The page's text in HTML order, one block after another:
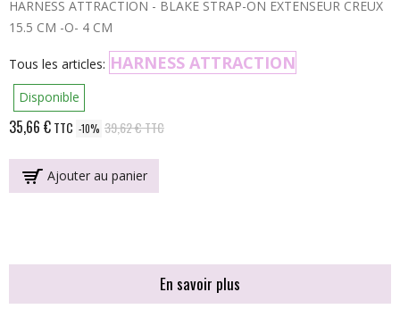
HARNESS ATTRACTION - BLAKE STRAP-ON EXTENSEUR CREUX
15.5 CM -O- 4 CM
Tous les articles: HARNESS ATTRACTION
Disponible
35,66 €TTC -10% 39,62 €TTC
Ajouter au panier
En savoir plus